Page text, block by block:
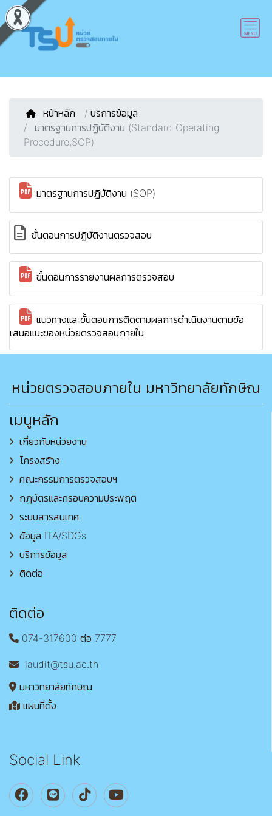
หน้าหลัก / บริการข้อมูล
มาตรฐานการปฏิบัติงาน (Standard Operating
Procedure,SOP)
มาตรฐานการปฏิบัติงาน (SOP)
ขั้นตอนการปฏิบัติงานตรวจสอบ
ขั้นตอนการรายงานผลการตรวจสอบ
แนวทางและขั้นตอนการติดตามผลการดำเนินงานตามข้อ
เสนอแนะของหน่วยตรวจสอบภายใน
หน่วยตรวจสอบภายใน มหาวิทยาลัยทักษิณ
เมนูหลัก
เกี่ยวกับหน่วยงาน
โครงสร้าง
คณะกรรมการตรวจสอบฯ
กฎบัตรและกรอบความประพฤติ
ระบบสารสนเทศ
ข้อมูล ITA/SDGs
บริการข้อมูล
ติดต่อ
ติดต่อ
074-317600 ต่อ 7777
iaudit@tsu.ac.th
มหาวิทยาลัยทักษิณ
แผนที่ตั้ง
Social Link